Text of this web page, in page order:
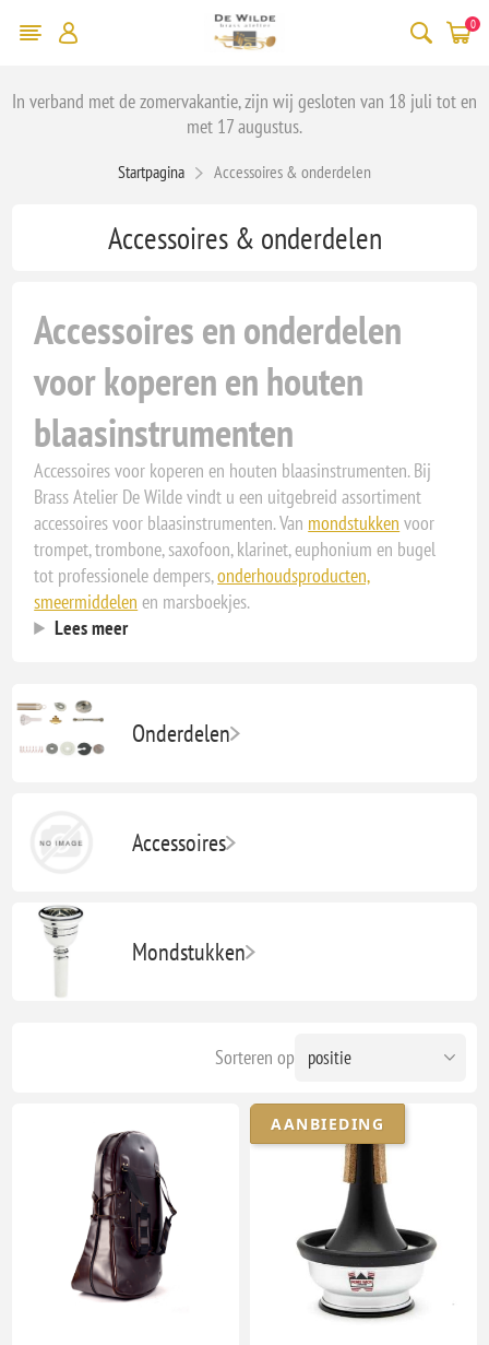
0
In verband met de zomervakantie, zijn wij gesloten van 18 juli tot en
met 17 augustus.
Startpagina Accessoires & onderdelen
Accessoires & onderdelen
Accessoires en onderdelen
voor koperen en houten
blaasinstrumenten
Accessoires voor koperen en houten blaasinstrumenten. Bij
Brass Atelier De Wilde vindt u een uitgebreid assortiment
accessoires voor blaasinstrumenten. Van mondstukken voor
trompet, trombone, saxofoon, klarinet, euphonium en bugel
tot professionele dempers,onderhoudsproducten,
smeermiddelen en marsboekjes.
Lees meer
Onderdelen
Accessoires
Mondstukken
Sorteren op
AANBIEDING